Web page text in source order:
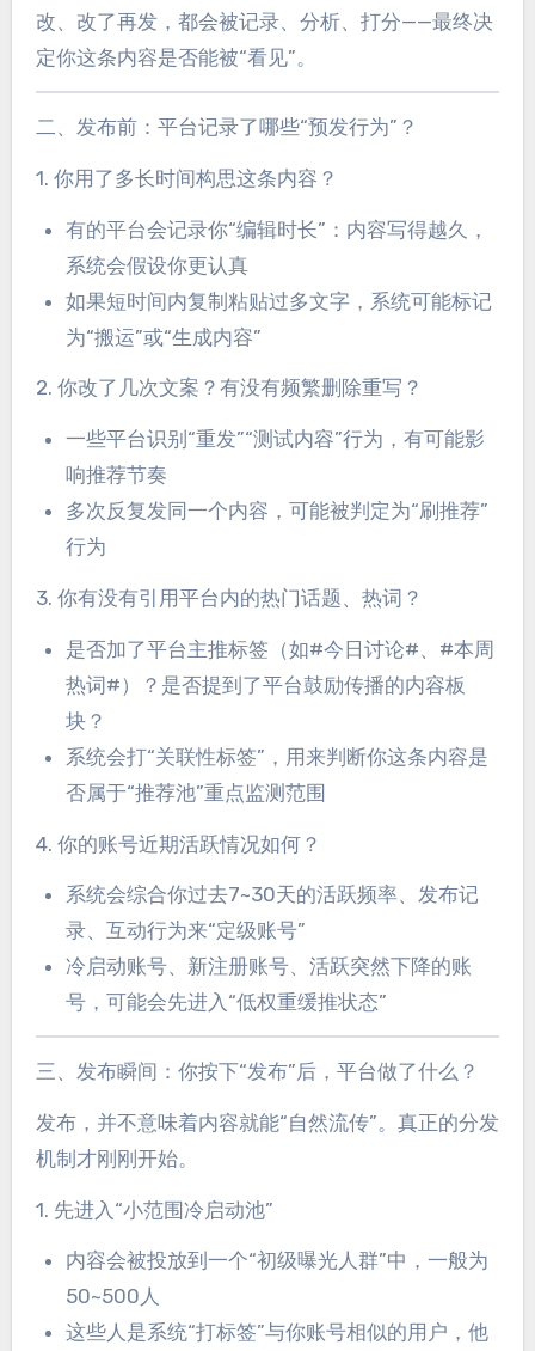
改、改了再发，都会被记录、分析、打分——最终决
定你这条内容是否能被“看见”。
二、发布前：平台记录了哪些“预发行为”？
1. 你用了多长时间构思这条内容？
有的平台会记录你“编辑时长”：内容写得越久，
系统会假设你更认真
如果短时间内复制粘贴过多文字，系统可能标记
为“搬运”或“生成内容”
2. 你改了几次文案？有没有频繁删除重写？
一些平台识别“重发”“测试内容”行为，有可能影
响推荐节奏
多次反复发同一个内容，可能被判定为“刷推荐”
行为
3. 你有没有引用平台内的热门话题、热词？
是否加了平台主推标签（如#今日讨论#、#本周
热词#）？是否提到了平台鼓励传播的内容板
块？
系统会打“关联性标签”，用来判断你这条内容是
否属于“推荐池”重点监测范围
4. 你的账号近期活跃情况如何？
系统会综合你过去7~30天的活跃频率、发布记
录、互动行为来“定级账号”
冷启动账号、新注册账号、活跃突然下降的账
号，可能会先进入“低权重缓推状态”
三、发布瞬间：你按下“发布”后，平台做了什么？
发布，并不意味着内容就能“自然流传”。真正的分发
机制才刚刚开始。
1. 先进入“小范围冷启动池”
内容会被投放到一个“初级曝光人群”中，一般为
50~500人
这些人是系统“打标签”与你账号相似的用户，他